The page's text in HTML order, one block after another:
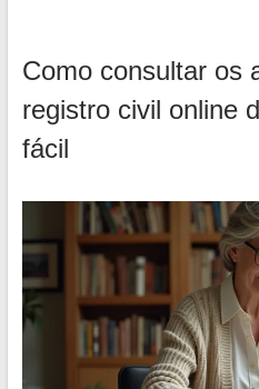
Como consultar os
registro civil online
fácil